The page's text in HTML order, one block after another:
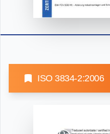
ISO 3834-2:2006